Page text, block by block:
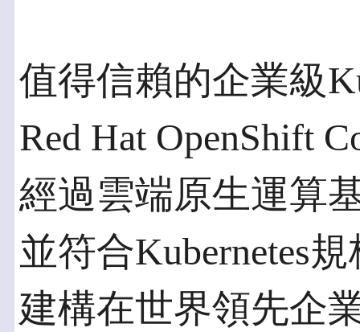
值得信賴的企業級
Red Hat OpenShift
經過雲端原生運算
並符合Kubernetes
建構在世界領先企